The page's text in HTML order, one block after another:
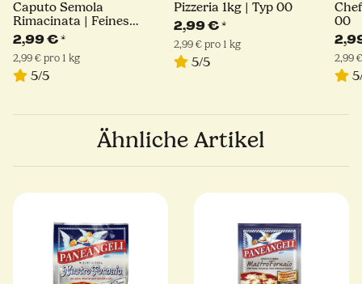
Caputo Semola
Rimacinata | Feines
Hartweizengrieß | 1kg
2,99 €*
2,99 € pro 1 kg
5/5
Pizzeria 1kg | Typ 00
2,99 €*
2,99 € pro 1 kg
5/5
00
2,99
Ähnliche Artikel